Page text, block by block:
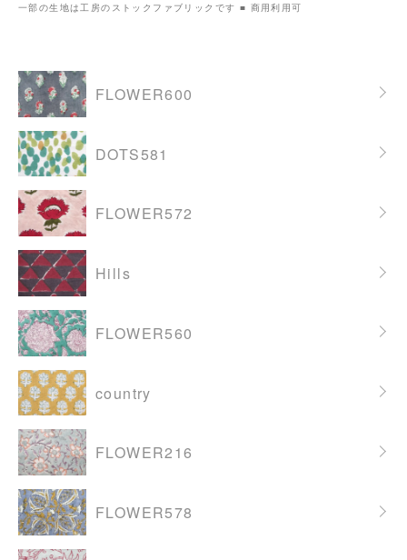
一部の生地は工房のストックファブリックです ■ 商用利用可
グループ一覧
FLOWER600
DOTS581
FLOWER572
Hills
FLOWER560
country
FLOWER216
FLOWER578